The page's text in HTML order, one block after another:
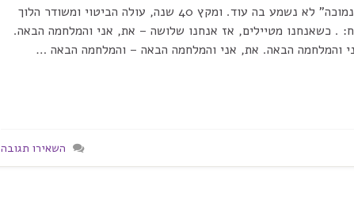
. ותשקוט הארץ 40 שנה, והביטוי "סבירות נמוכה" לא נשמע בה עוד. ומקץ 40 שנה, עולה הביטוי ומשודר הלוך
. כשאנחנו מטיילים, אז אנחנו שלושה – את, אני והמלחמה הבאה.
והמלחמה הבאה. את, אני והמלחמה הבאה – והמלחמה הבאה …
השאירו תגובה